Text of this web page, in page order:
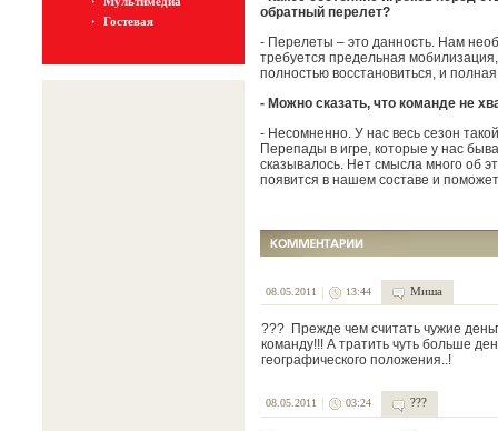
Гостевая
обратный перелет?
- Перелеты – это данность. Нам
требуется предельная
полностью восстановиться, и
- Можно сказать, что команде не
- Несомненно. У нас весь сезон
Перепады в игре, которые у нас
сказывалось. Нет смысла много об
появится в нашем составе и
08.05.2011 13:44 Миша
??? Прежде чем считать чужие
команду!!! А тратить чуть больше
географического положения..!
08.05.2011 03:24 ???